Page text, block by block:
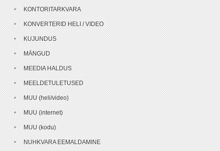
KONTORITARKVARA
KONVERTERID HELI / VIDEO
KUJUNDUS
MÄNGUD
MEEDIA HALDUS
MEELDETULETUSED
MUU (heli/video)
MUU (internet)
MUU (kodu)
NUHKVARA EEMALDAMINE